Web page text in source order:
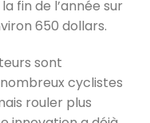
fin de l’année sur
650 dollars.
sont
cyclistes
rouler plus